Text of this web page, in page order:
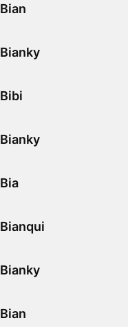
Bian
Bianky
Bibi
Bianky
Bia
Bianqui
Bianky
Bian